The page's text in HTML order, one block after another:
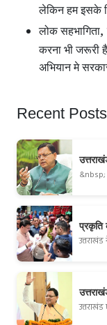
लेकिन हम इसके
लोक सहभागिता,
करना भी जरूरी
अभियान मे
Recent Posts
&nbsp;
प्रकृति